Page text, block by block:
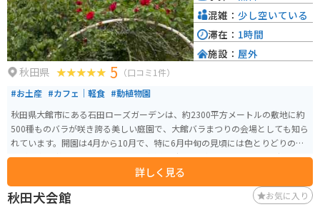
秋田県 5 （口コミ1件）
#お土産 #カフェ｜軽食 #動植物園
秋田県大館市にある石田ローズガーデンは、約2300平方メートルの敷地に約
500種ものバラが咲き誇る美しい庭園で、大館バラまつりの会場としても知ら
れています。開園は4月から10月で、特に6月中旬の見頃には色とりどりのバ
ラが園内を彩り、バラのトンネルや通路を歩きながら華やかな香りに包まれ
る癒しの時間を楽しめます。入園料は無料で駐車場も完備されており、気軽
に立ち寄れるのも魅力です。 園内のカフェでは食事メニューに加え、「恋す
るローズソーダ」やローズソフトなどここならではのスイーツも人気。近く
詳しく見る
混雑： 少し空いている
滞在： 1時間
施設： 屋外
秋田犬会館 お気に入り